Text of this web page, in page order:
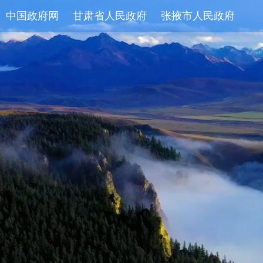
中国政府网 甘肃省人民政府 张掖市人民政府